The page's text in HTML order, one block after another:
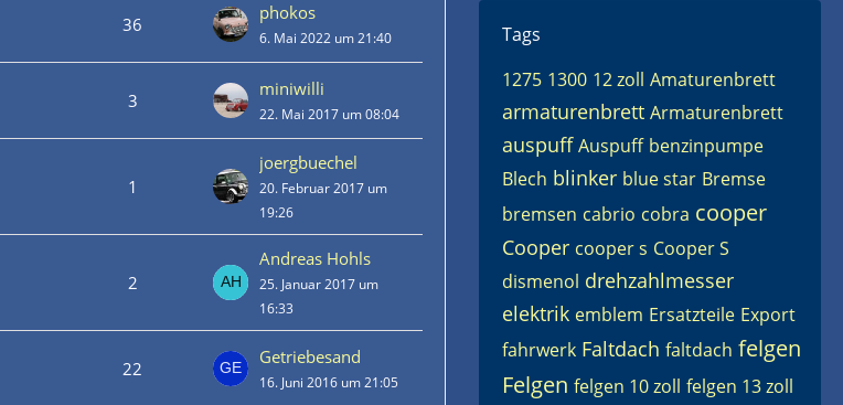
36
phokos
6. Mai 2022 um 21:40
3
miniwilli
22. Mai 2017 um 08:04
1
joergbuechel
20. Februar 2017 um
19:26
2
Andreas Hohls
25. Januar 2017 um
16:33
22
Getriebesand
16. Juni 2016 um 21:05
Tags
1275 1300 12 zoll Amaturenbrett
armaturenbrett Armaturenbrett
auspuff Auspuff benzinpumpe
Blech blinker blue star Bremse
bremsen cabrio cobra cooper
Cooper cooper s Cooper S
dismenol drehzahlmesser
elektrik emblem Ersatzteile Export
fahrwerk Faltdach faltdach felgen
Felgen felgen 10 zoll felgen 13 zoll